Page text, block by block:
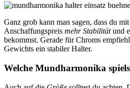
Ganz grob kann man sagen, dass du
Anschaffungspreis mehr Stabilitätund
bekommst. Gerade für Chroms
Gewichts ein stabiler Halter.
Welche Mundharmonika